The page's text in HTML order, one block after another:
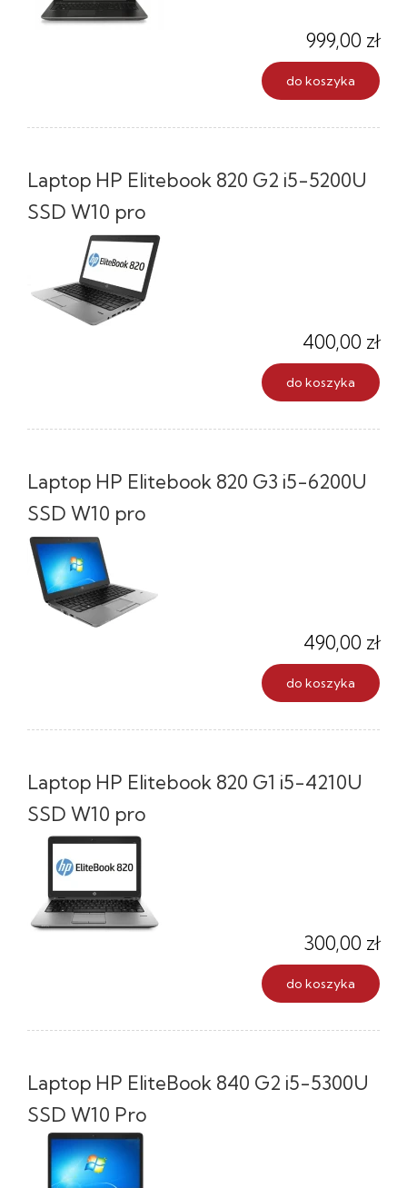
999,00 zł
do koszyka
Laptop HP Elitebook 820 G2 i5-5200U
SSD W10 pro
400,00 zł
do koszyka
Laptop HP Elitebook 820 G3 i5-6200U
SSD W10 pro
490,00 zł
do koszyka
Laptop HP Elitebook 820 G1 i5-4210U
SSD W10 pro
300,00 zł
do koszyka
Laptop HP EliteBook 840 G2 i5-5300U
SSD W10 Pro